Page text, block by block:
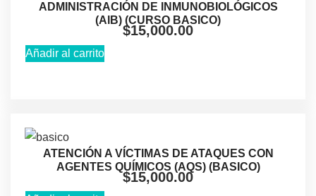
ADMINISTRACIÓN DE INMUNOBIOLÓGICOS
(AlB) (CURSO BASICO)
$15,000.00
Añadir al carrito
ATENCIÓN A VÍCTIMAS DE ATAQUES CON
AGENTES QUÍMICOS (AQS) (BASICO)
$15,000.00